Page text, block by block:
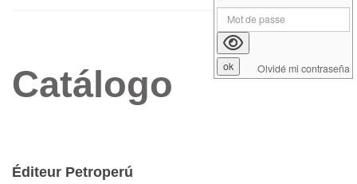
Catálogo
Éditeur Petroperú
Olvidé mi contraseña